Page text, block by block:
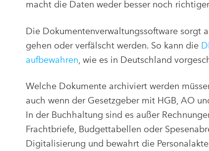
macht die Daten weder besser noch
Die Dokumentenverwaltungssoftware sorgt
gehen oder verfälscht werden. So kann die
aufbewahren , wie es in Deutschland
Welche Dokumente archiviert werden
auch wenn der Gesetzgeber mit HGB, AO
In der Buchhaltung sind es außer
Frachtbriefe, Budgettabellen oder
Digitalisierung und bewahrt die